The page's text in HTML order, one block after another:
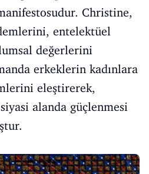
Christine,
entelektüel
değerlerini
erkeklerin kadınlara
eleştirerek,
alanda güçlenmesi